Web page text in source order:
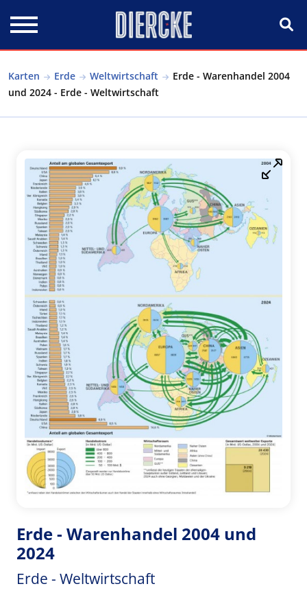
Karten Erde Weltwirtschaft
Erde - Warenhandel 2004
und 2024 - Erde - Weltwirtschaft
Erde - Warenhandel 2004 und
2024
Erde - Weltwirtschaft